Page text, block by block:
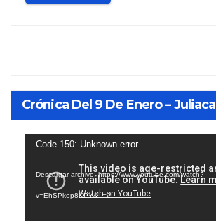
Crónica Del 9 De Enero – Juliaca
Reproductor
vídeo
Code 150: Unknown error.
Descargar archivo: https://www.youtube.com/watch?
v=EhSPkop8KPY&_=2